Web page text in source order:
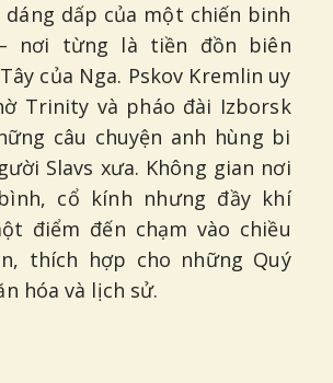
dáng dấp của một chiến binh
nơi từng là tiền đồn biên
của Nga. Pskov Kremlin uy
Trinity và pháo đài Izborsk
câu chuyện anh hùng bi
Slavs xưa. Không gian nơi
cổ kính nhưng đầy khí
điểm đến chạm vào chiều
thích hợp cho những Quý
hóa và lịch sử.